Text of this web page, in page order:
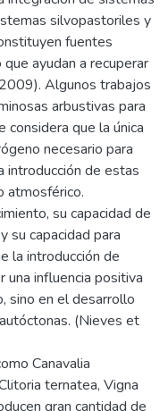
silvopastoriles y
fuentes
ayudan a recuperar
Algunos trabajos
arbustivas para
considera que la única
necesario para
introducción de estas
atmosférico.
su capacidad de
su capacidad para
la introducción de
influencia positiva
sino en el desarrollo
(Nieves et
Canavalia
ternatea, Vigna
gran cantidad de